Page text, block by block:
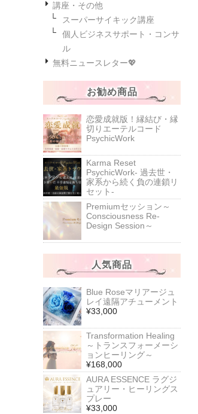
講座・その他
スーパーサイキック講座
個人ビジネスサポート・コンサ
ル
無料ニュースレター💖
お勧め商品
恋愛成就版！縁結び・縁
切りエーテルコード
PsychicWork
Karma Reset
PsychicWork‐ 過去世・
家系から続く負の連鎖リ
セット‐
Premiumセッション～
Consciousness Re-
Design Session～
人気商品
Blue Roseマリアージュ
レイ遠隔アチューメント
¥33,000
Transformation Healing
～トランスフォーメーシ
ョンヒーリング～
¥168,000
AURA ESSENCE ラグジ
ュアリー・ヒーリングス
プレー
¥33,000